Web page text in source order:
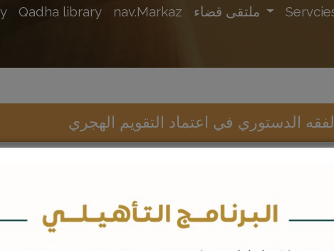
Qadha library nav.Markaz
الدستوري في اعتماد التقويم الهجري
بيانات الكتاب